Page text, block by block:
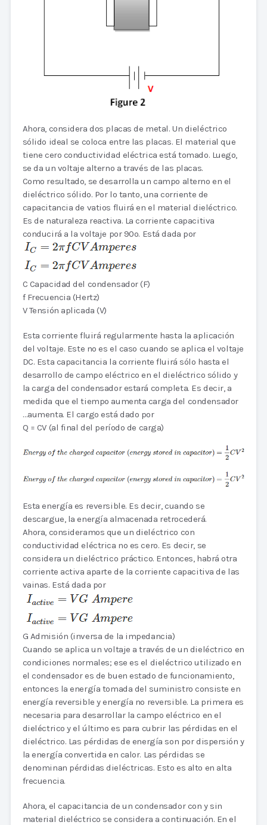
Ahora, considera dos placas de metal. Un dieléctrico
sólido ideal se coloca entre las placas. El material que
tiene cero conductividad eléctrica está tomado. Luego,
se da un voltaje alterno a través de las placas.
Como resultado, se desarrolla un campo alterno en el
dieléctrico sólido. Por lo tanto, una corriente de
capacitancia de vatios fluirá en el material dieléctrico.
Es de naturaleza reactiva. La corriente capacitiva
conducirá a la voltaje por 90o. Está dada por
C Capacidad del condensador (F)
f Frecuencia (Hertz)
V Tensión aplicada (V)
Esta corriente fluirá regularmente hasta la aplicación
del voltaje. Este no es el caso cuando se aplica el voltaje
DC. Esta capacitancia la corriente fluirá sólo hasta el
desarrollo de campo eléctrico en el dieléctrico sólido y
la carga del condensador estará completa. Es decir, a
medida que el tiempo aumenta carga del condensador
…aumenta. El cargo está dado por
Q = CV (al final del período de carga)
Esta energía es reversible. Es decir, cuando se
descargue, la energía almacenada retrocederá.
Ahora, consideramos que un dieléctrico con
conductividad eléctrica no es cero. Es decir, se
considera un dieléctrico práctico. Entonces, habrá otra
corriente activa aparte de la corriente capacitiva de las
vainas. Está dada por
G Admisión (inversa de la impedancia)
Cuando se aplica un voltaje a través de un dieléctrico en
condiciones normales; ese es el dieléctrico utilizado en
el condensador es de buen estado de funcionamiento,
entonces la energía tomada del suministro consiste en
energía reversible y energía no reversible. La primera es
necesaria para desarrollar la campo eléctrico en el
dieléctrico y el último es para cubrir las pérdidas en el
dieléctrico. Las pérdidas de energía son por dispersión y
la energía convertida en calor. Las pérdidas se
denominan pérdidas dieléctricas. Esto es alto en alta
frecuencia.
Ahora, el capacitancia de un condensador con y sin
material dieléctrico se considera a continuación. En el